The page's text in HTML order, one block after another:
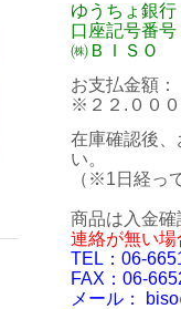
ゆうちょ銀行
口座記号番
㈱ＢＩＳＯ
お支払金額
※２２.００
在庫確認後
い。
（※1日経っ
商品は入金
連絡が無い
TEL：06-
FAX：06-
メール：